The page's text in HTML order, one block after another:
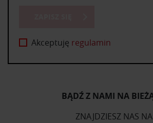
Akceptuję regulamin
BĄDŹ Z NAMI NA
ZNAJDZIESZ NAS